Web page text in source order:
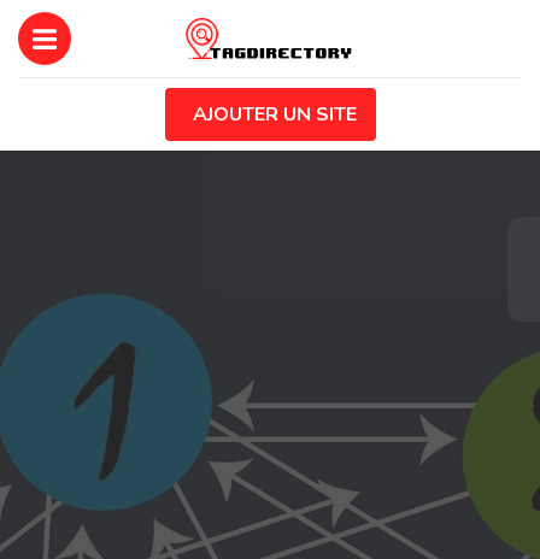
AJOUTER UN SITE